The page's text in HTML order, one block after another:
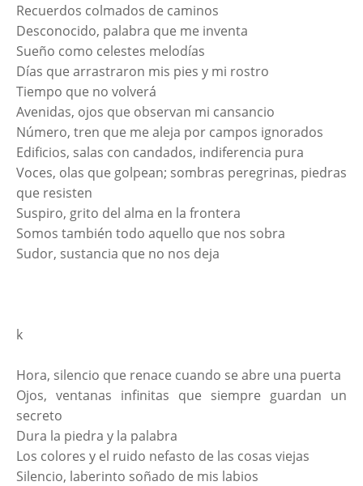
Recuerdos colmados de caminos
Desconocido, palabra que me inventa
Sueño como celestes melodías
Días que arrastraron mis pies y mi rostro
Tiempo que no volverá
Avenidas, ojos que observan mi cansancio
Número, tren que me aleja por campos ignorados
Edificios, salas con candados, indiferencia pura
Voces, olas que golpean; sombras peregrinas, piedras
que resisten
Suspiro, grito del alma en la frontera
Somos también todo aquello que nos sobra
Sudor, sustancia que no nos deja
k
Hora, silencio que renace cuando se abre una puerta
Ojos, ventanas infinitas que siempre guardan un
secreto
Dura la piedra y la palabra
Los colores y el ruido nefasto de las cosas viejas
Silencio, laberinto soñado de mis labios